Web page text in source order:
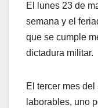
El lunes 23 de
semana y el
que se cumple
dictadura militar.
El tercer mes
laborables, uno